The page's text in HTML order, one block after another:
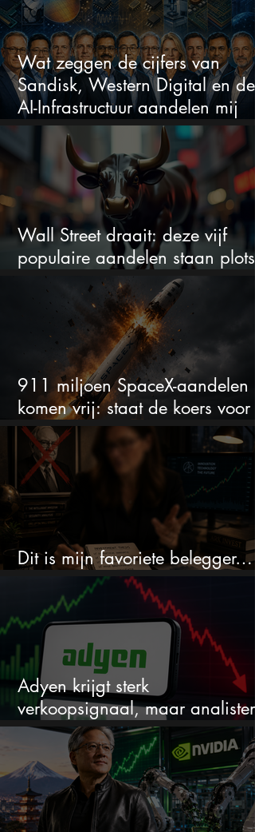
Wat zeggen de cijfers van
Sandisk, Western Digital en de
AI-Infrastructuur aandelen mij
werkelijk
Wall Street draait: deze vijf
populaire aandelen staan plots
onder spanning
911 miljoen SpaceX-aandelen
komen vrij: staat de koers voor
een nieuwe crash?
Dit is mijn favoriete belegger…
en het is niet Warren Buffett
Adyen krijgt sterk
verkoopsignaal, maar analisten
zien juist een koopkans